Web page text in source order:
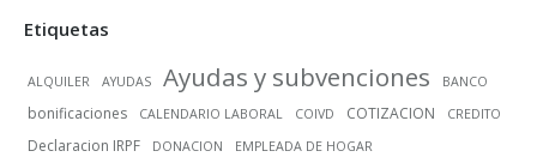
Etiquetas
ALQUILER AYUDAS Ayudas y subvenciones BANCO
bonificaciones CALENDARIO LABORAL COIVD COTIZACION CREDITO
Declaracion IRPF DONACION EMPLEADA DE HOGAR